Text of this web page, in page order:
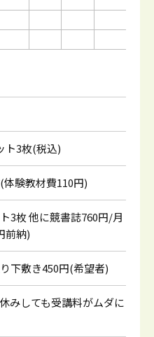
ト3枚(税込)
験教材費110円)
3枚 他に競書誌760円/月
前納)
下敷き450円(希望者)
みしても受講料がムダに